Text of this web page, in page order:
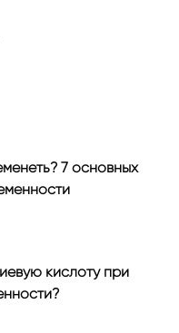
7 основных
кислоту при